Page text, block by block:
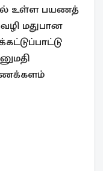
உள்ள பயணத்
மதுபான